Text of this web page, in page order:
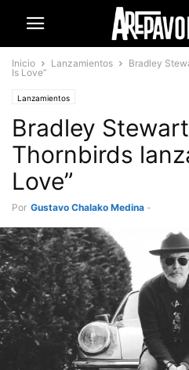
Inicio Lanzamientos
Bradley
Is Love”
Lanzamientos
Bradley
Thornbirds
Love”
Por Gustavo Chalako Medina -